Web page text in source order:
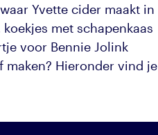
Yvette cider maakt in
met schapenkaas
voor Bennie Jolink
maken? Hieronder vind je